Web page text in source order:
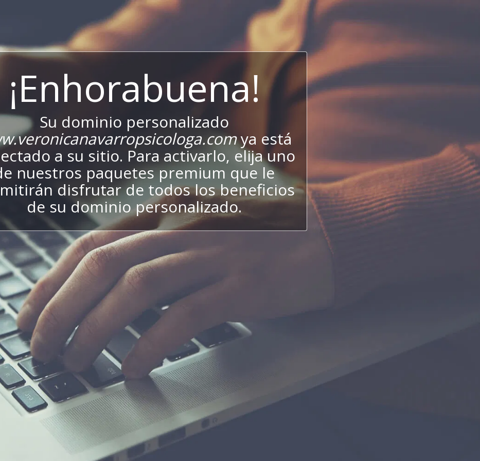
¡Enhorabuena!
Su dominio personalizado
ya está
a su sitio. Para activarlo, elija uno
nuestros paquetes premium que le
disfrutar de todos los beneficios
de su dominio personalizado.